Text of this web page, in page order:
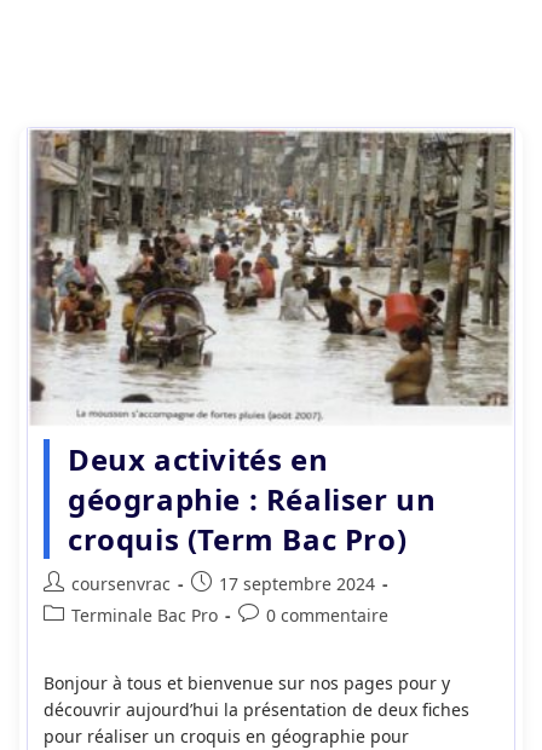
Deux activités en
géographie : Réaliser un
croquis (Term Bac Pro)
Auteur/autrice
de
coursenvrac
Publication
publiée :
17 septembre 2024
PostTerminale Bac Pro
Commentaires
publication :
0 commentaire
Bonjour à tous et bienvenue sur nos pages pour y
découvrir aujourd’hui la présentation de deux fiches
pour réaliser un croquis en géographie pour